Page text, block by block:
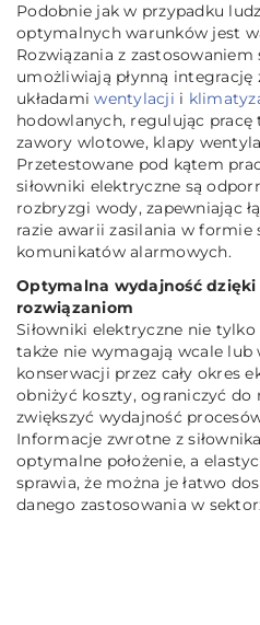
Podobnie jak w przypadku
optymalnych warunków jest
Rozwiązania z zastosowaniem
umożliwiają płynną integrację
układamiwentylacji i
hodowlanych, regulując
zawory wlotowe, klapy
Przetestowane pod kątem
siłowniki elektryczne są
rozbryzgi wody, zapewniając
razie awarii zasilania w formie
komunikatów alarmowych.
Optymalna wydajność dzięki
rozwiązaniom
Siłowniki elektryczne nie
także nie wymagają wcale
konserwacji przez cały okres
obniżyć koszty, ograniczyć
zwiększyć wydajność
Informacje zwrotne z
optymalne położenie, a
sprawia, że można je łatwo
danego zastosowania w